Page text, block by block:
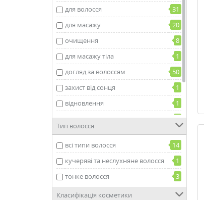
для волосся
31
для масажу
20
очищення
8
для масажу тіла
1
догляд за волоссям
50
захист від сонця
1
відновлення
1
для об'єму волосся
1
від випадіння волосся
1
Тип волосся
всі типи волосся
14
кучеряві та неслухняне волосся
1
тонке волосся
3
Класифікація косметики